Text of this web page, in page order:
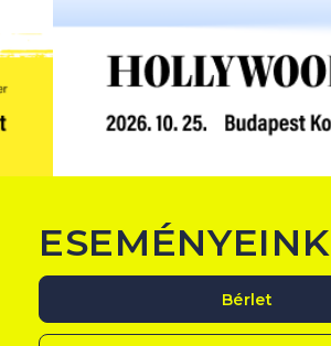
ESEMÉNYEINK
Bérlet